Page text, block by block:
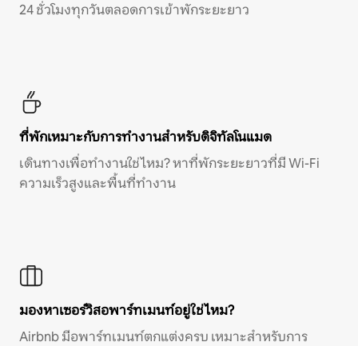
24 ชั่วโมงทุกวันตลอดการเข้าพักระยะยาว
ที่พักเหมาะกับการทำงานสำหรับดิจิทัลโนแมด
เดินทางเพื่อทำงานใช่ไหม? หาที่พักระยะยาวที่มี Wi-Fi
ความเร็วสูงและพื้นที่ทำงาน
มองหาเซอร์วิสอพาร์ทเมนท์อยู่ใช่ไหม?
Airbnb มีอพาร์ทเมนท์ตกแต่งครบ เหมาะสำหรับการ